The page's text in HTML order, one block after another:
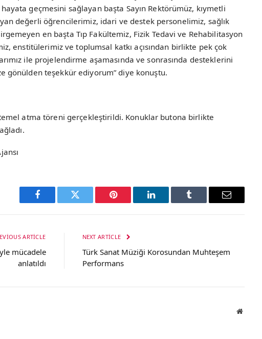
geçmesini sağlayan başta Sayın Rektörümüz, kıymetli
değerli öğrencilerimiz, idari ve destek personelimiz, sağlık
en başta Tıp Fakültemiz, Fizik Tedavi ve Rehabilitasyon
enstitülerimiz ve toplumsal katkı açısından birlikte pek çok
ile projelendirme aşamasında ve sonrasında desteklerini
gönülden teşekkür ediyorum” diye konuştu.
temel atma töreni gerçekleştirildi. Konuklar butona birlikte
Facebook Twitter Pinterest LinkedIn Tumblr Email
ARTICLE
mücadele
anlatıldı
NEXT ARTICLE
Türk Sanat Müziği Korosundan Muhteşem
Performans
Website